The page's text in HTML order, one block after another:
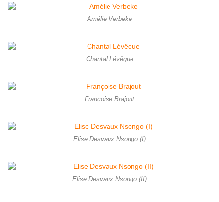
Amélie Verbeke
Chantal Lévêque
Françoise Brajout
Elise Desvaux Nsongo (I)
Elise Desvaux Nsongo (II)